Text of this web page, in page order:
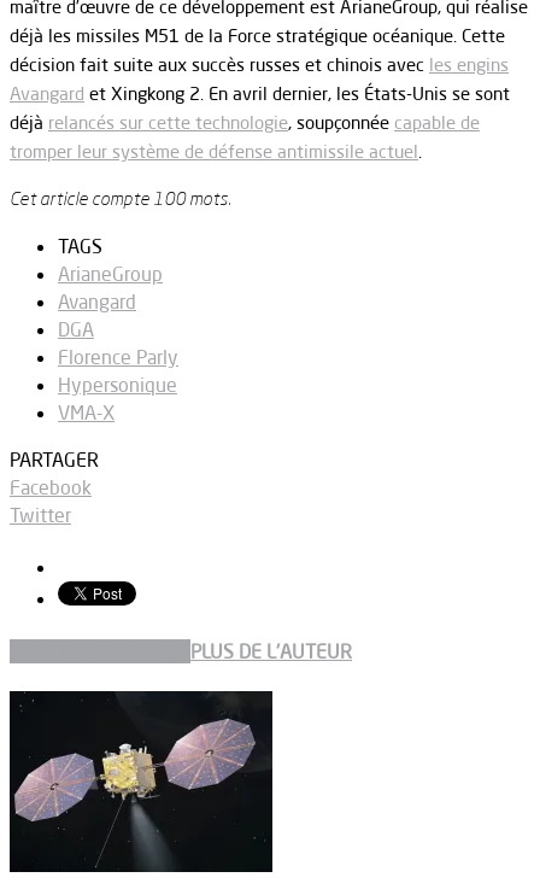
maître d’œuvre de ce développement est ArianeGroup, qui réalise
déjà les missiles M51 de la Force stratégique océanique. Cette
décision fait suite aux succès russes et chinois avec les engins
Avangard et Xingkong 2. En avril dernier, les États-Unis se sont
déjà relancés sur cette technologie, soupçonnée capable de
tromper leur système de défense antimissile actuel.
Cet article compte 100 mots.
TAGS
ArianeGroup
Avangard
DGA
Florence Parly
Hypersonique
VMA-X
PARTAGER
Facebook
Twitter
PLUS DE L'AUTEUR